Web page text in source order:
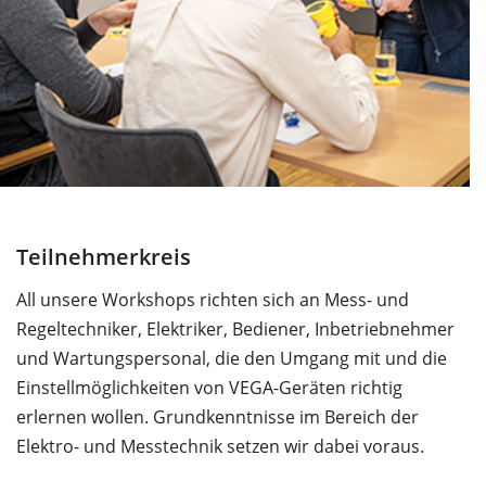
Teilnehmerkreis
All unsere Workshops richten sich an Mess- und
Regeltechniker, Elektriker, Bediener, Inbetriebnehmer
und Wartungspersonal, die den Umgang mit und die
Einstellmöglichkeiten von VEGA-Geräten richtig
erlernen wollen. Grundkenntnisse im Bereich der
Elektro- und Messtechnik setzen wir dabei voraus.